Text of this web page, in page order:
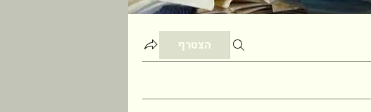
הצטרף